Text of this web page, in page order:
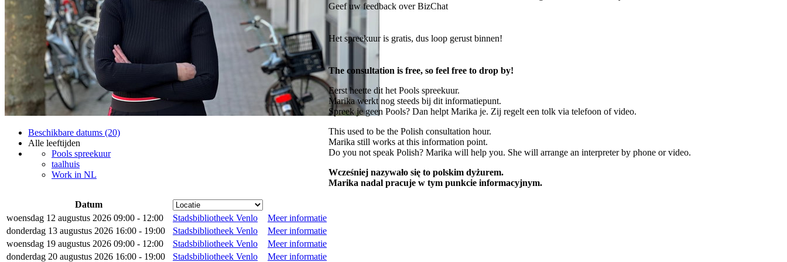
Beschikbare datums (20)
Alle leeftijden
Pools spreekuur
taalhuis
Work in NL
Geef uw feedback over BizChat
Het spreekuur is gratis, dus loop gerust binnen!
The consultation is free, so feel free to drop by!
Eerst heette dit het Pools spreekuur.
Marika werkt nog steeds bij dit informatiepunt.
Spreek je geen Pools? Dan helpt Marika je. Zij regelt een tolk via telefoon of video.
This used to be the Polish consultation hour.
Marika still works at this information point.
Do you not speak Polish? Marika will help you. She will arrange an interpreter by phone or video.
Wcześniej nazywało się to polskim dyżurem.
Marika nadal pracuje w tym punkcie informacyjnym.
Datum
woensdag 12 augustus 2026 09:00 - 12:00
Stadsbibliotheek Venlo
Meer informatie
donderdag 13 augustus 2026 16:00 - 19:00
Stadsbibliotheek Venlo
Meer informatie
woensdag 19 augustus 2026 09:00 - 12:00
Stadsbibliotheek Venlo
Meer informatie
donderdag 20 augustus 2026 16:00 - 19:00
Stadsbibliotheek Venlo Meer informatie